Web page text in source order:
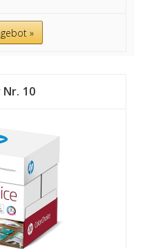
»
10